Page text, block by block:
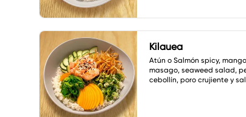
Kilauea
Atún o Salmón spicy,
masago, seaweed salad,
cebollín, poro crujiente y